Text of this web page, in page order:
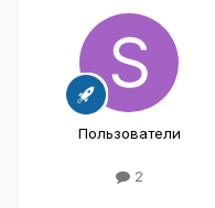
Пользователи
2